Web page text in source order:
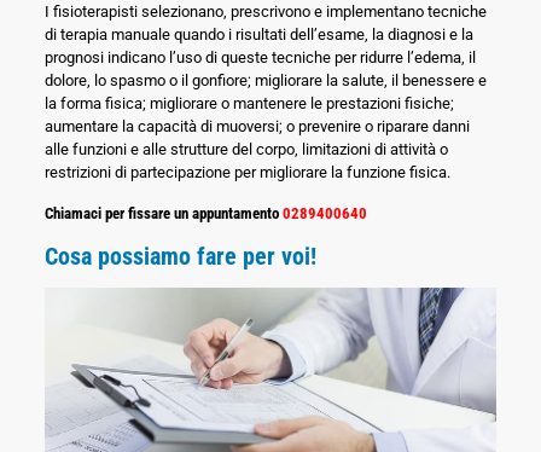
I fisioterapisti selezionano, prescrivono e implementano tecniche
di terapia manuale quando i risultati dell’esame, la diagnosi e la
prognosi indicano l’uso di queste tecniche per ridurre l’edema, il
dolore, lo spasmo o il gonfiore; migliorare la salute, il benessere e
la forma fisica; migliorare o mantenere le prestazioni fisiche;
aumentare la capacità di muoversi; o prevenire o riparare danni
alle funzioni e alle strutture del corpo, limitazioni di attività o
restrizioni di partecipazione per migliorare la funzione fisica.
Chiamaci per fissare un appuntamento 0289400640
Cosa possiamo fare per voi!